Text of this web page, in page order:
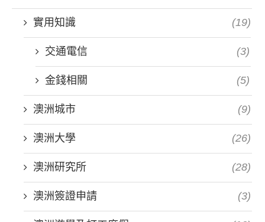
實用知識 (19)
交通電信 (3)
金錢相關 (5)
澳洲城市 (9)
澳洲大學 (26)
澳洲研究所 (28)
澳洲簽證申請 (3)